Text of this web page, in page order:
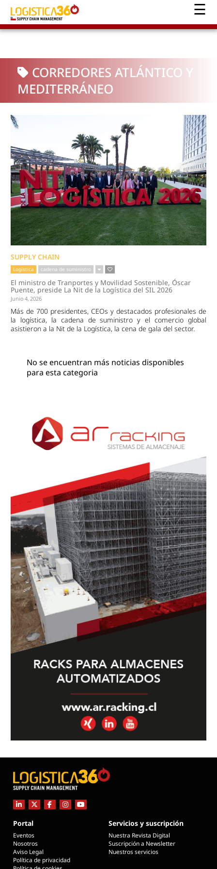
CORREDORES ATLÁNTICO Y
MEDITERRÁNEO
SUPPLY CHAIN
Logística cadena de suministro
El ministro de Tranportes y Movilidad Sostenible, Óscar
Puente, preside La Nit de la Logística del SIL 2026
Junio 4, 2026
Más de 700 presidentes, CEOs y destacados profesionales de
la logística, la cadena de suministro y el comercio global
asistieron a la Nit de la Logística, la cena de gala del sector.
No se encuentran más noticias disponibles
para esta categoria
Portal
Eventos
Nosotros
Aviso Legal
Política de privacidad
Servicios y suscripción
Nuestra Revista Digital
Suscripción a Newsletter
Nuestros servicios